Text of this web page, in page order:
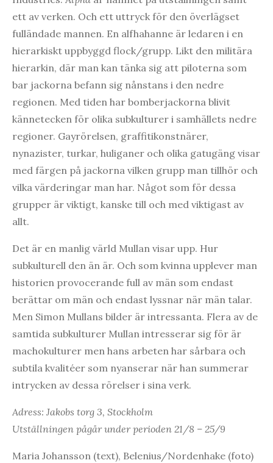
ett av verken. Och ett uttryck för den överlägset
fulländade mannen. En alfhahanne är ledaren i en
hierarkiskt uppbyggd flock/grupp. Likt den militära
hierarkin, där man kan tänka sig att piloterna som
bar jackorna befann sig nånstans i den nedre
regionen. Med tiden har bomberjackorna blivit
kännetecken för olika subkulturer i samhällets nedre
regioner. Gayrörelsen, graffitikonstnärer,
nynazister, turkar, huliganer och olika gatugäng visar
med färgen på jackorna vilken grupp man tillhör och
vilka värderingar man har. Något som för dessa
grupper är viktigt, kanske till och med viktigast av
allt.
Det är en manlig värld Mullan visar upp. Hur
subkulturell den än är. Och som kvinna upplever man
historien provocerande full av män som endast
berättar om män och endast lyssnar när män talar.
Men Simon Mullans bilder är intressanta. Flera av de
samtida subkulturer Mullan intresserar sig för är
machokulturer men hans arbeten har sårbara och
subtila kvalitéer som nyanserar när han summerar
intrycken av dessa rörelser i sina verk.
Adress: Jakobs torg 3, Stockholm
Utställningen pågår under perioden 21/8 – 25/9
Maria Johansson (text), Belenius/Nordenhake (foto)